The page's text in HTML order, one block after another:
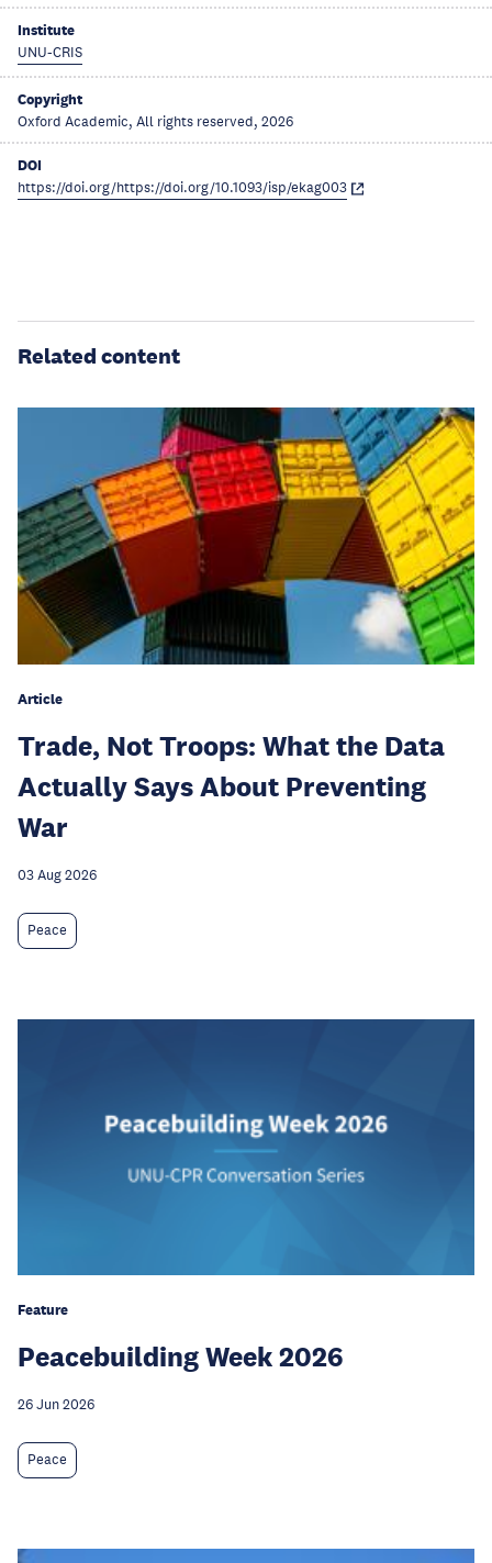
Institute
UNU-CRIS
Copyright
Oxford Academic, All rights reserved, 2026
DOI
https://doi.org/https://doi.org/10.1093/isp/ekag003
Related content
Article
Trade, Not Troops: What the Data
Actually Says About Preventing
War
03 Aug 2026
Peace
Feature
Peacebuilding Week 2026
26 Jun 2026
Peace